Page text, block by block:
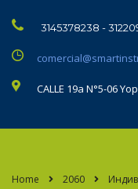
3145378238 -
CALLE 19a N°5-06
Home 2060